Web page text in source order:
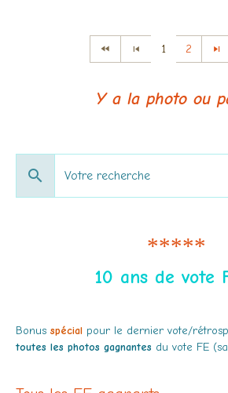
1 2
Y a la photo ou
*****
10 ans de vote
Bonus spécial pour le dernier vote/
toutes les photos gagnantes du vote FE